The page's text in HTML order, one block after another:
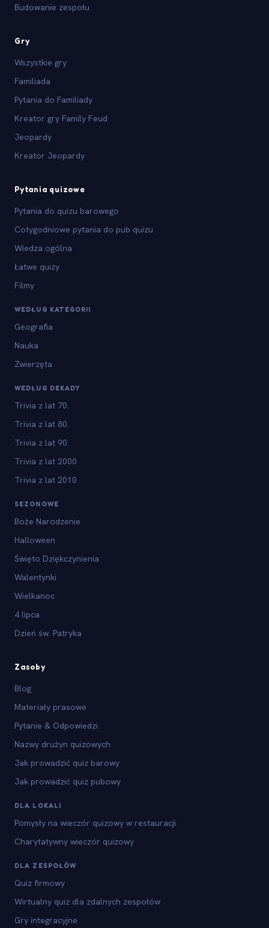
Budowanie zespołu
Gry
Wszystkie gry
Familiada
Pytania do Familiady
Kreator gry Family Feud
Jeopardy
Kreator Jeopardy
Pytania quizowe
Pytania do quizu barowego
Cotygodniowe pytania do pub quizu
Wiedza ogólna
Łatwe quizy
Filmy
WEDŁUG KATEGORII
Geografia
Nauka
Zwierzęta
WEDŁUG DEKADY
Trivia z lat 70.
Trivia z lat 80.
Trivia z lat 90.
Trivia z lat 2000
Trivia z lat 2010
SEZONOWE
Boże Narodzenie
Halloween
Święto Dziękczynienia
Walentynki
Wielkanoc
4 lipca
Dzień św. Patryka
Zasoby
Blog
Materiały prasowe
Pytanie & Odpowiedzi
Nazwy drużyn quizowych
Jak prowadzić quiz barowy
Jak prowadzić quiz pubowy
DLA LOKALI
Pomysły na wieczór quizowy w restauracji
Charytatywny wieczór quizowy
DLA ZESPOŁÓW
Quiz firmowy
Wirtualny quiz dla zdalnych zespołów
Gry integracyjne